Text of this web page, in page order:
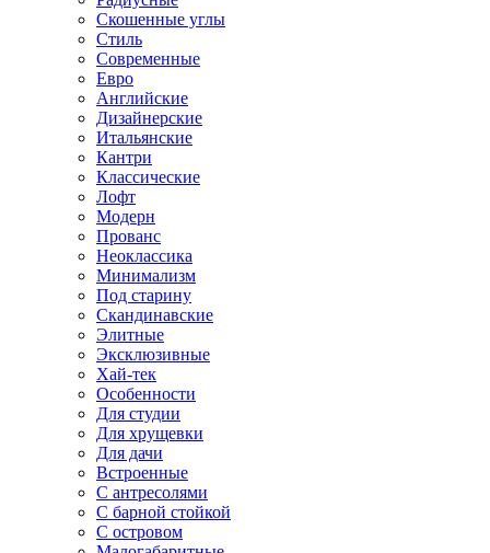
Скошенные углы
Стиль
Современные
Евро
Английские
Дизайнерские
Итальянские
Кантри
Классические
Лофт
Модерн
Прованс
Неоклассика
Минимализм
Под старину
Скандинавские
Элитные
Эксклюзивные
Хай-тек
Особенности
Для студии
Для хрущевки
Для дачи
Встроенные
С антресолями
С барной стойкой
С островом